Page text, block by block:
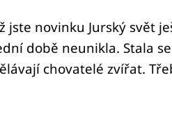
jste novinku Jurský svět
době neunikla. Stala
chovatelé zvířat.